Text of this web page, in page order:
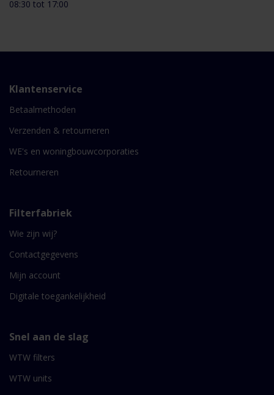
08:30 tot 17:00
Klantenservice
Betaalmethoden
Verzenden & retourneren
WE's en woningbouwcorporaties
Retourneren
Filterfabriek
Wie zijn wij?
Contactgegevens
Mijn account
Digitale toegankelijkheid
Snel aan de slag
WTW filters
WTW units